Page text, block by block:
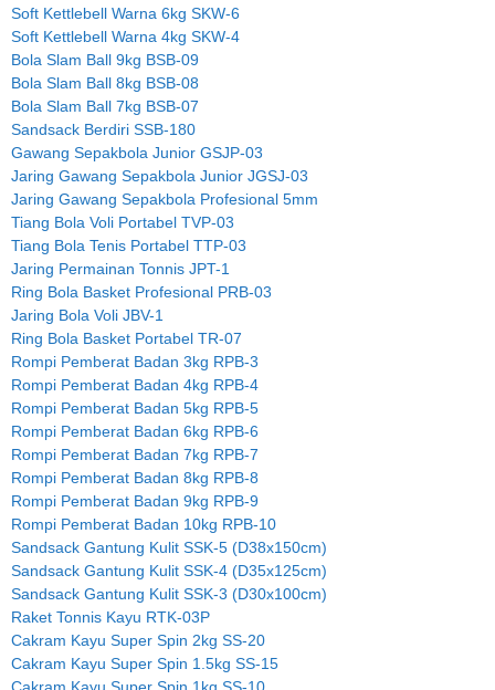
Soft Kettlebell Warna 6kg SKW-6
Soft Kettlebell Warna 4kg SKW-4
Bola Slam Ball 9kg BSB-09
Bola Slam Ball 8kg BSB-08
Bola Slam Ball 7kg BSB-07
Sandsack Berdiri SSB-180
Gawang Sepakbola Junior GSJP-03
Jaring Gawang Sepakbola Junior JGSJ-03
Jaring Gawang Sepakbola Profesional 5mm
Tiang Bola Voli Portabel TVP-03
Tiang Bola Tenis Portabel TTP-03
Jaring Permainan Tonnis JPT-1
Ring Bola Basket Profesional PRB-03
Jaring Bola Voli JBV-1
Ring Bola Basket Portabel TR-07
Rompi Pemberat Badan 3kg RPB-3
Rompi Pemberat Badan 4kg RPB-4
Rompi Pemberat Badan 5kg RPB-5
Rompi Pemberat Badan 6kg RPB-6
Rompi Pemberat Badan 7kg RPB-7
Rompi Pemberat Badan 8kg RPB-8
Rompi Pemberat Badan 9kg RPB-9
Rompi Pemberat Badan 10kg RPB-10
Sandsack Gantung Kulit SSK-5 (D38x150cm)
Sandsack Gantung Kulit SSK-4 (D35x125cm)
Sandsack Gantung Kulit SSK-3 (D30x100cm)
Raket Tonnis Kayu RTK-03P
Cakram Kayu Super Spin 2kg SS-20
Cakram Kayu Super Spin 1.5kg SS-15
Cakram Kayu Super Spin 1kg SS-10